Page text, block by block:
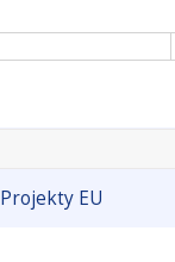
Projekty EU